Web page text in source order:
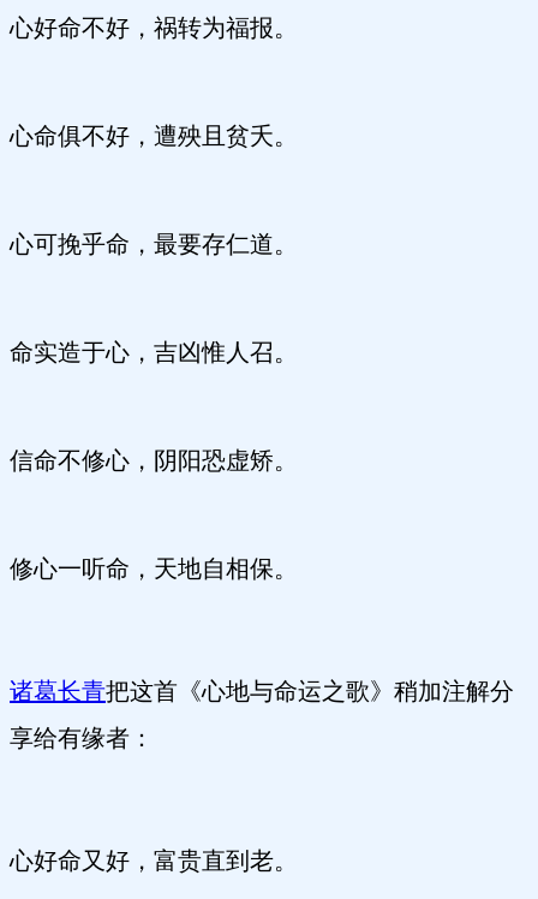
心好命不好，祸转为福报。
心命俱不好，遭殃且贫夭。
心可挽乎命，最要存仁道。
命实造于心，吉凶惟人召。
信命不修心，阴阳恐虚矫。
修心一听命，天地自相保。
诸葛长青把这首《心地与命运之歌》稍加注解分
享给有缘者：
心好命又好，富贵直到老。